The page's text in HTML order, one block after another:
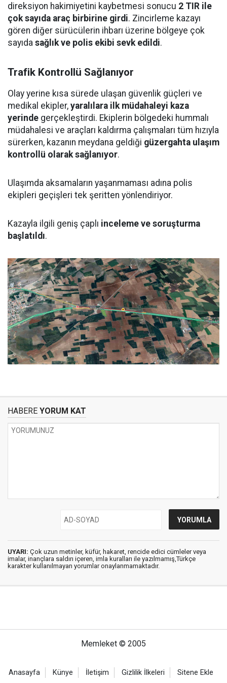
direksiyon hakimiyetini kaybetmesi sonucu 2 TIR ile
çok sayıda araç birbirine girdi. Zincirleme kazayı
gören diğer sürücülerin ihbarı üzerine bölgeye çok
sayıda sağlık ve polis ekibi sevk edildi.
Trafik Kontrollü Sağlanıyor
Olay yerine kısa sürede ulaşan güvenlik güçleri ve
medikal ekipler, yaralılara ilk müdahaleyi kaza
yerinde gerçekleştirdi. Ekiplerin bölgedeki hummalı
müdahalesi ve araçları kaldırma çalışmaları tüm hızıyla
sürerken, kazanın meydana geldiği güzergahta ulaşım
kontrollü olarak sağlanıyor.
Ulaşımda aksamaların yaşanmaması adına polis
ekipleri geçişleri tek şeritten yönlendiriyor.
Kazayla ilgili geniş çaplı inceleme ve soruşturma
başlatıldı.
HABERE YORUM KAT
UYARI: Çok uzun metinler, küfür, hakaret, rencide edici cümleler veya
imalar, inançlara saldırı içeren, imla kuralları ile yazılmamış,Türkçe
karakter kullanılmayan yorumlar onaylanmamaktadır.
Memleket © 2005
Anasayfa Künye İletişim Gizlilik İlkeleri Sitene Ekle